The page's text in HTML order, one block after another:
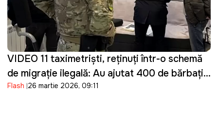
VIDEO 11 taximetriști, reținuți într-o schemă
de migrație ilegală: Au ajutat 400 de bărbați
din Ucraina să intre ilegal în Moldova
Flash 26 martie 2026, 09:11